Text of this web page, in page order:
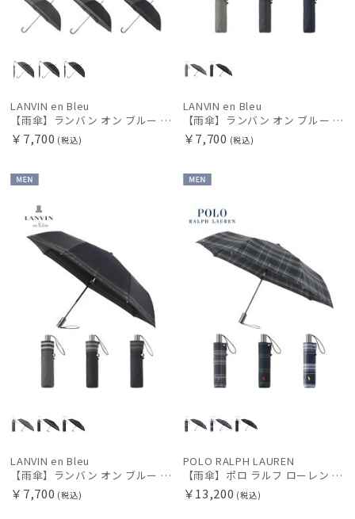
LANVIN en Bleu
【雨傘】ランバン オン ブルー (LANVIN en Bleu) 裾ボーダー 耐風傘 ジャンプ式 ギフト親骨：61～65cm
￥7,700 (税込)
LANVIN en Bleu
【雨傘】ランバン オン ブルー (LANVIN en Bleu) ストライプ 自動開閉折りたたみ傘 自動開閉 ギフト親骨：56～60cm
￥7,700 (税込)
LANVIN en Bleu
【雨傘】ランバン オン ブルー (LANVIN en Bleu) 裾ボーダー 自動開閉折りたたみ傘 自動開閉 ギフト親骨：56～60cm
￥7,700 (税込)
POLO RALPH LAUREN
【雨傘】ポロ ラルフ ローレン (POLO RALPH LAUREN) 先染めチェック 自動開閉折りたたみ傘 親骨：56～60cm
￥13,200 (税込)